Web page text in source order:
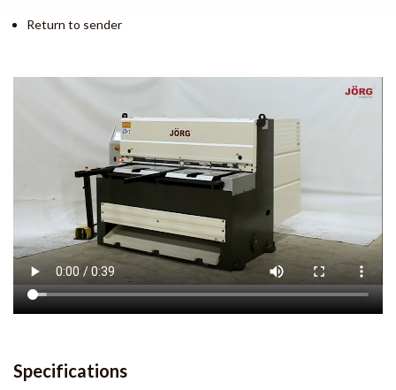
Return to sender
Specifications